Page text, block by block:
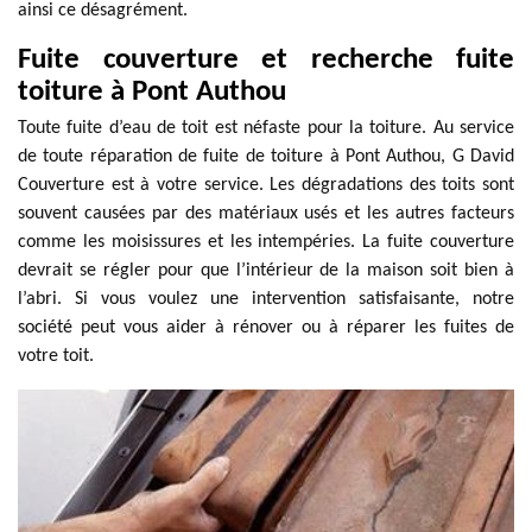
ainsi ce désagrément.
Fuite couverture et recherche fuite
toiture à Pont Authou
Toute fuite d’eau de toit est néfaste pour la toiture. Au service
de toute réparation de fuite de toiture à Pont Authou, G David
Couverture est à votre service. Les dégradations des toits sont
souvent causées par des matériaux usés et les autres facteurs
comme les moisissures et les intempéries. La fuite couverture
devrait se régler pour que l’intérieur de la maison soit bien à
l’abri. Si vous voulez une intervention satisfaisante, notre
société peut vous aider à rénover ou à réparer les fuites de
votre toit.